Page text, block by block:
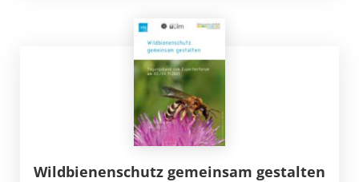
Wildbienenschutz gemeinsam gestalten